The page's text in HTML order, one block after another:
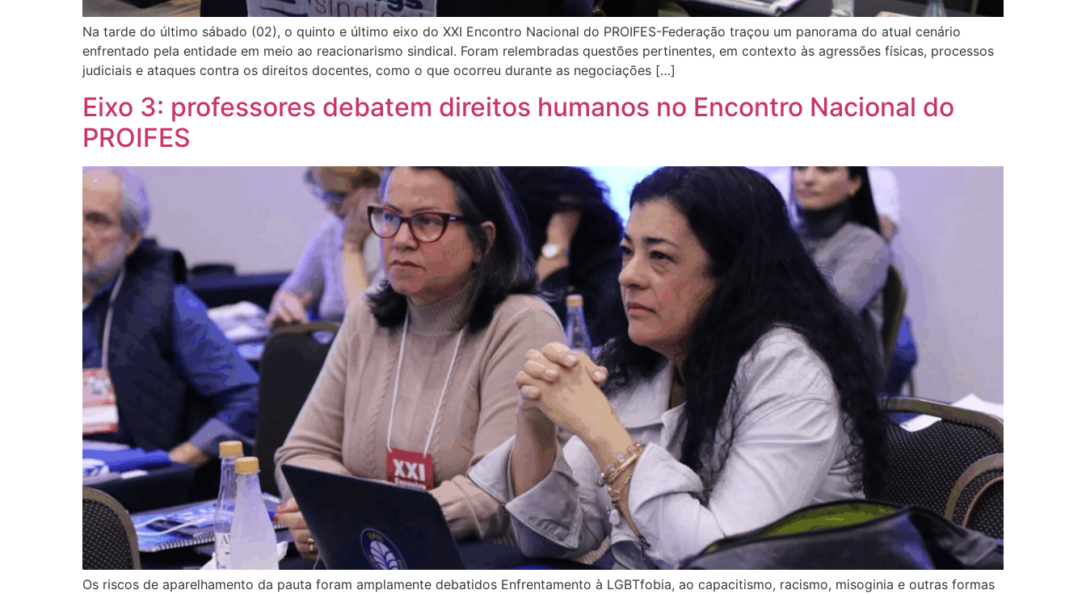
Na tarde do último sábado (02), o quinto e último eixo do XXI Encontro Nacional do PROIFES-Federação traçou um panorama do atual cenário
enfrentado pela entidade em meio ao reacionarismo sindical. Foram relembradas questões pertinentes, em contexto às agressões físicas, processos
judiciais e ataques contra os direitos docentes, como o que ocorreu durante as negociações […]
Eixo 3: professores debatem direitos humanos no Encontro Nacional do
PROIFES
Os riscos de aparelhamento da pauta foram amplamente debatidos Enfrentamento à LGBTfobia, ao capacitismo, racismo, misoginia e outras formas